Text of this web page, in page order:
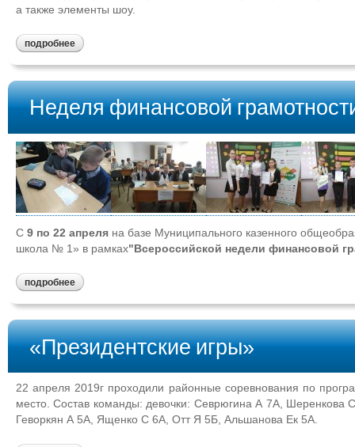
а также элементы шоу.
подробнее
Неделя финансовой
С 9 по 22 апреля на базе Муниципального казенного
школа № 1» в рамках"Всероссийской недели финансовой
подробнее
«Президентские игры»
22 апреля 2019г проходили районные соревнования по
место. Состав команды: девочки: Севрюгина А 7А,
Геворкян А 5А, Ященко С 6А, Отт Я 5Б, Альшанова Ек 5А.